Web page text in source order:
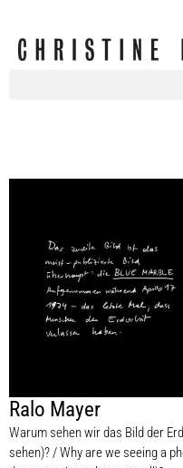
Ralo Mayer
Warum sehen wir das Bild der
sehen)? / Why are we seeing a